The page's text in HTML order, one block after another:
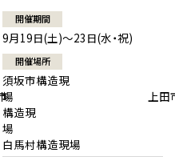
開催期間
9月19日(土)～23日(水・祝)
開催場所
須坂市構造現
場 上田
構造現
白馬村構造現場